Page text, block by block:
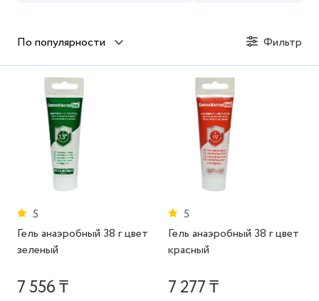
По популярности Фильтр
5
Гель анаэробный 38 г цвет
зеленый
7 556 ₸
5
Гель анаэробный 38 г цвет
красный
7 277 ₸